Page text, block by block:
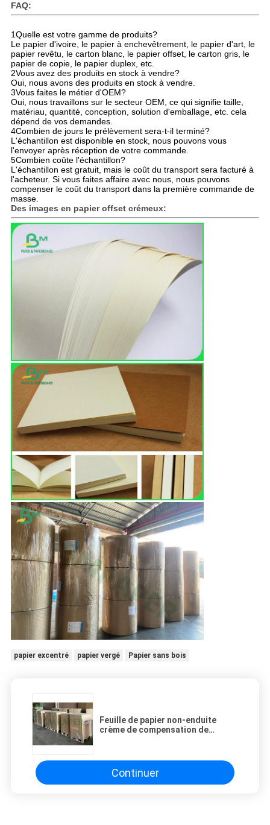
FAQ:
1Quelle est votre gamme de produits?
Le papier d'ivoire, le papier à enchevêtrement, le papier d'art, le
papier revêtu, le carton blanc, le papier offset, le carton gris, le
papier de copie, le papier duplex, etc.
2Vous avez des produits en stock à vendre?
Oui, nous avons des produits en stock à vendre.
3Vous faites le métier d'OEM?
Oui, nous travaillons sur le secteur OEM, ce qui signifie taille,
matériau, quantité, conception, solution d'emballage, etc. cela
dépend de vos demandes.
4Combien de jours le prélèvement sera-t-il terminé?
L'échantillon est disponible en stock, nous pouvons vous
l'envoyer après réception de votre commande.
5Combien coûte l'échantillon?
L'échantillon est gratuit, mais le coût du transport sera facturé à
l'acheteur. Si vous faites affaire avec nous, nous pouvons
compenser le coût du transport dans la première commande de
masse.
Des images en papier offset crémeux:
papier excentré papier vergé Papier sans bois
Feuille de papier non-enduite
crème de compensation de
Continuer